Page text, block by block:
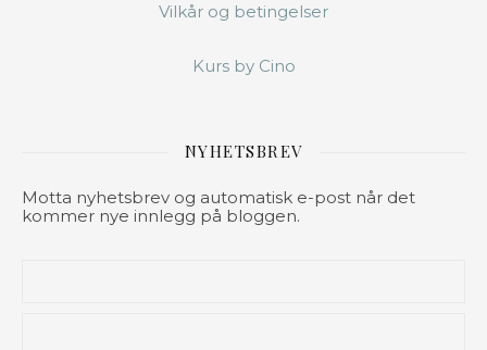
Vilkår og betingelser
Kurs by Cino
NYHETSBREV
Motta nyhetsbrev og automatisk e-post når det
kommer nye innlegg på bloggen.